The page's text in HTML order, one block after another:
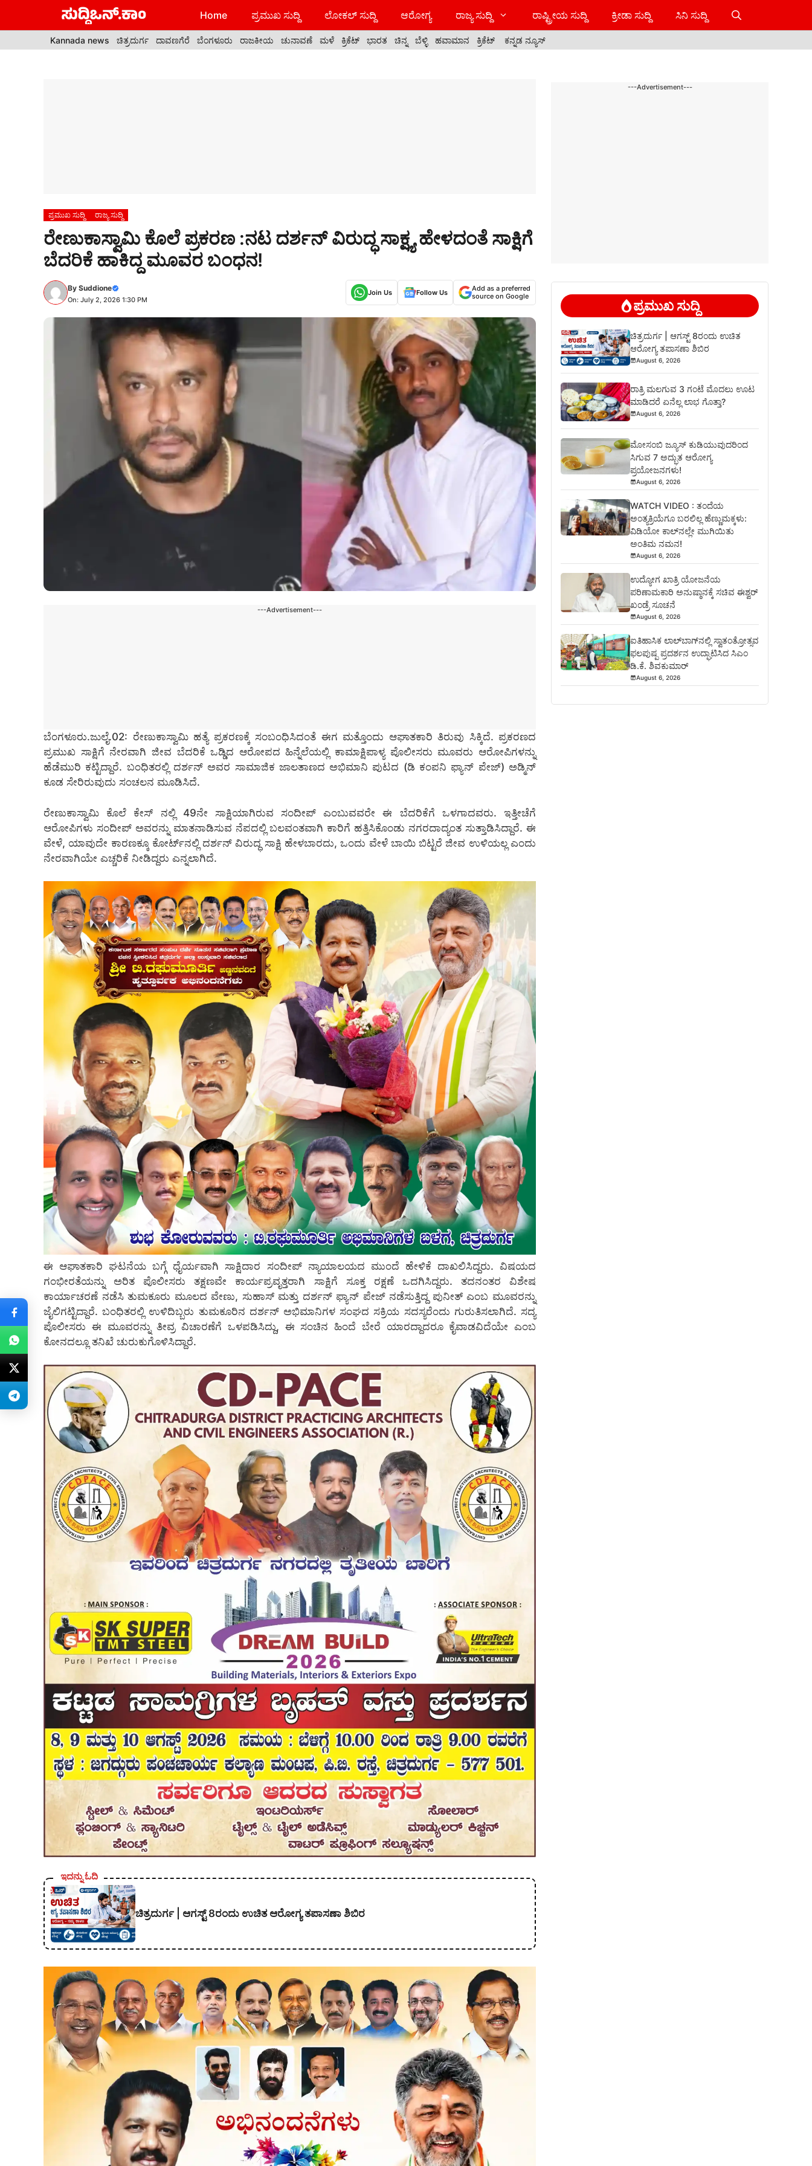
Home ಪ್ರಮುಖ ಸುದ್ದಿ ಲೋಕಲ್ ಸುದ್ದಿ ಆರೋಗ್ಯ ರಾಜ್ಯ ಸುದ್ದಿ ರಾಷ್ಟ್ರೀಯ ಸುದ್ದಿ ಕ್ರೀಡಾ ಸುದ್ದಿ ಸಿನಿ ಸುದ್ದಿ
Kannada news ಚಿತ್ರದುರ್ಗ ದಾವಣಗೆರೆ ಬೆಂಗಳೂರು ರಾಜಕೀಯ ಚುನಾವಣೆ ಮಳೆ ಕ್ರಿಕೆಟ್ ಭಾರತ ಚಿನ್ನ ಬೆಳ್ಳಿ ಹವಾಮಾನ ಕ್ರಿಕೆಟ್ ಕನ್ನಡ ನ್ಯೂಸ್
ಪ್ರಮುಖ ಸುದ್ದಿ ರಾಜ್ಯ ಸುದ್ದಿ
ರೇಣುಕಾಸ್ವಾಮಿ ಕೊಲೆ ಪ್ರಕರಣ :ನಟ ದರ್ಶನ್ ವಿರುದ್ಧ ಸಾಕ್ಷ್ಯ ಹೇಳದಂತೆ ಸಾಕ್ಷಿಗೆ
ಬೆದರಿಕೆ ಹಾಕಿದ್ದ ಮೂವರ ಬಂಧನ!
By Suddione
On: July 2, 2026 1:30 PM
Join Us Follow Us
Add as a preferred
source on Google
---Advertisement---
ಬೆಂಗಳೂರು.ಜುಲೈ.02: ರೇಣುಕಾಸ್ವಾಮಿ ಹತ್ಯೆ ಪ್ರಕರಣಕ್ಕೆ ಸಂಬಂಧಿಸಿದಂತೆ ಈಗ ಮತ್ತೊಂದು ಆಘಾತಕಾರಿ ತಿರುವು ಸಿಕ್ಕಿದೆ. ಪ್ರಕರಣದ
ಪ್ರಮುಖ ಸಾಕ್ಷಿಗೆ ನೇರವಾಗಿ ಜೀವ ಬೆದರಿಕೆ ಒಡ್ಡಿದ ಆರೋಪದ ಹಿನ್ನೆಲೆಯಲ್ಲಿ ಕಾಮಾಕ್ಷಿಪಾಳ್ಯ ಪೊಲೀಸರು ಮೂವರು ಆರೋಪಿಗಳನ್ನು
ಹೆಡೆಮುರಿ ಕಟ್ಟಿದ್ದಾರೆ. ಬಂಧಿತರಲ್ಲಿ ದರ್ಶನ್ ಅವರ ಸಾಮಾಜಿಕ ಜಾಲತಾಣದ ಅಭಿಮಾನಿ ಪುಟದ (ಡಿ ಕಂಪನಿ ಫ್ಯಾನ್ ಪೇಜ್) ಅಡ್ಮಿನ್
ಕೂಡ ಸೇರಿರುವುದು ಸಂಚಲನ ಮೂಡಿಸಿದೆ.
ರೇಣುಕಾಸ್ವಾಮಿ ಕೊಲೆ ಕೇಸ್‌ ನಲ್ಲಿ 49ನೇ ಸಾಕ್ಷಿಯಾಗಿರುವ ಸಂದೀಪ್ ಎಂಬುವವರೇ ಈ ಬೆದರಿಕೆಗೆ ಒಳಗಾದವರು. ಇತ್ತೀಚೆಗೆ
ಆರೋಪಿಗಳು ಸಂದೀಪ್ ಅವರನ್ನು ಮಾತನಾಡಿಸುವ ನೆಪದಲ್ಲಿ ಬಲವಂತವಾಗಿ ಕಾರಿಗೆ ಹತ್ತಿಸಿಕೊಂಡು ನಗರದಾದ್ಯಂತ ಸುತ್ತಾಡಿಸಿದ್ದಾರೆ. ಈ
ವೇಳೆ, ಯಾವುದೇ ಕಾರಣಕ್ಕೂ ಕೋರ್ಟ್‌ನಲ್ಲಿ ದರ್ಶನ್ ವಿರುದ್ಧ ಸಾಕ್ಷಿ ಹೇಳಬಾರದು, ಒಂದು ವೇಳೆ ಬಾಯಿ ಬಿಟ್ಟರೆ ಜೀವ ಉಳಿಯಲ್ಲ ಎಂದು
ನೇರವಾಗಿಯೇ ಎಚ್ಚರಿಕೆ ನೀಡಿದ್ದರು ಎನ್ನಲಾಗಿದೆ.
ಈ ಆಘಾತಕಾರಿ ಘಟನೆಯ ಬಗ್ಗೆ ಧೈರ್ಯವಾಗಿ ಸಾಕ್ಷಿದಾರ ಸಂದೀಪ್ ನ್ಯಾಯಾಲಯದ ಮುಂದೆ ಹೇಳಿಕೆ ದಾಖಲಿಸಿದ್ದರು. ವಿಷಯದ
ಗಂಭೀರತೆಯನ್ನು ಅರಿತ ಪೊಲೀಸರು ತಕ್ಷಣವೇ ಕಾರ್ಯಪ್ರವೃತ್ತರಾಗಿ ಸಾಕ್ಷಿಗೆ ಸೂಕ್ತ ರಕ್ಷಣೆ ಒದಗಿಸಿದ್ದರು. ತದನಂತರ ವಿಶೇಷ
ಕಾರ್ಯಾಚರಣೆ ನಡೆಸಿ ತುಮಕೂರು ಮೂಲದ ವೇಣು, ಸುಹಾಸ್ ಮತ್ತು ದರ್ಶನ್ ಫ್ಯಾನ್ ಪೇಜ್ ನಡೆಸುತ್ತಿದ್ದ ಪುನೀತ್ ಎಂಬ ಮೂವರನ್ನು
ಜೈಲಿಗಟ್ಟಿದ್ದಾರೆ. ಬಂಧಿತರಲ್ಲಿ ಉಳಿದಿಬ್ಬರು ತುಮಕೂರಿನ ದರ್ಶನ್ ಅಭಿಮಾನಿಗಳ ಸಂಘದ ಸಕ್ರಿಯ ಸದಸ್ಯರೆಂದು ಗುರುತಿಸಲಾಗಿದೆ. ಸದ್ಯ
ಪೊಲೀಸರು ಈ ಮೂವರನ್ನು ತೀವ್ರ ವಿಚಾರಣೆಗೆ ಒಳಪಡಿಸಿದ್ದು, ಈ ಸಂಚಿನ ಹಿಂದೆ ಬೇರೆ ಯಾರದ್ದಾದರೂ ಕೈವಾಡವಿದೆಯೇ ಎಂಬ
ಕೋನದಲ್ಲೂ ತನಿಖೆ ಚುರುಕುಗೊಳಿಸಿದ್ದಾರೆ.
ಇದನ್ನು ಓದಿ
ಚಿತ್ರದುರ್ಗ | ಆಗಸ್ಟ್ 8ರಂದು ಉಚಿತ ಆರೋಗ್ಯ ತಪಾಸಣಾ ಶಿಬಿರ
---Advertisement---
ಪ್ರಮುಖ ಸುದ್ದಿ
ಚಿತ್ರದುರ್ಗ | ಆಗಸ್ಟ್ 8ರಂದು ಉಚಿತ
ಆರೋಗ್ಯ ತಪಾಸಣಾ ಶಿಬಿರ
August 6, 2026
ರಾತ್ರಿ ಮಲಗುವ 3 ಗಂಟೆ ಮೊದಲು ಊಟ
ಮಾಡಿದರೆ ಏನೆಲ್ಲ ಲಾಭ ಗೊತ್ತಾ?
August 6, 2026
ಮೋಸಂಬಿ ಜ್ಯೂಸ್ ಕುಡಿಯುವುದರಿಂದ
ಸಿಗುವ 7 ಅದ್ಭುತ ಆರೋಗ್ಯ
ಪ್ರಯೋಜನಗಳು!
August 6, 2026
WATCH VIDEO : ತಂದೆಯ
ಅಂತ್ಯಕ್ರಿಯೆಗೂ ಬರಲಿಲ್ಲ ಹೆಣ್ಣುಮಕ್ಕಳು:
ವಿಡಿಯೋ ಕಾಲ್‌ನಲ್ಲೇ ಮುಗಿಯಿತು
ಅಂತಿಮ ನಮನ!
August 6, 2026
ಉದ್ಯೋಗ ಖಾತ್ರಿ ಯೋಜನೆಯ
ಪರಿಣಾಮಕಾರಿ ಅನುಷ್ಠಾನಕ್ಕೆ ಸಚಿವ ಈಶ್ವರ್
ಖಂಡ್ರೆ ಸೂಚನೆ
August 6, 2026
ಐತಿಹಾಸಿಕ ಲಾಲ್‌ಬಾಗ್‌ನಲ್ಲಿ ಸ್ವಾತಂತ್ರೋತ್ಸವ
ಫಲಪುಷ್ಪ ಪ್ರದರ್ಶನ ಉದ್ಘಾಟಿಸಿದ ಸಿಎಂ
ಡಿ.ಕೆ. ಶಿವಕುಮಾರ್
August 6, 2026